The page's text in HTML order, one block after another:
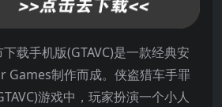
载手机版(GTAVC)是一款经典安
Games制作而成。侠盗猎车手罪
游戏中，玩家扮演一个小人